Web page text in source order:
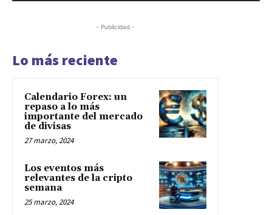
- Publicidad -
Lo más reciente
Calendario Forex: un
repaso a lo más
importante del mercado
de divisas
27 marzo, 2024
Los eventos más
relevantes de la cripto
semana
25 marzo, 2024